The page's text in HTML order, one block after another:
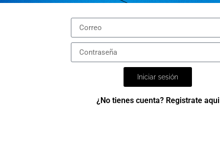
Iniciar sesión
¿No tienes cuenta? Registrate aqui